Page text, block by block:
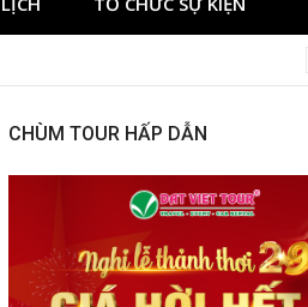
CHÙM TOUR HẤP DẪN